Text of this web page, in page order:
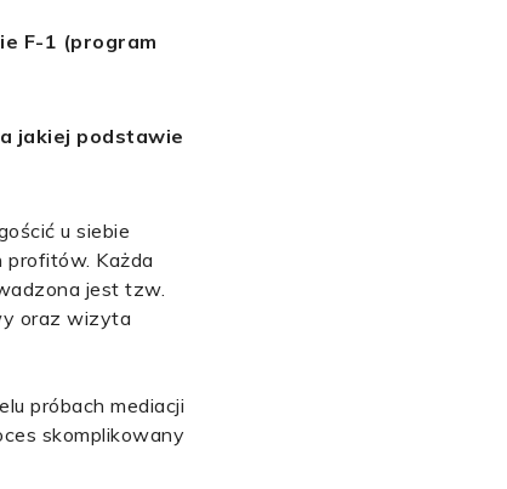
F-1 (program
jakiej podstawie
u siebie
profitów. Każda
jest tzw.
oraz wizyta
próbach mediacji
skomplikowany